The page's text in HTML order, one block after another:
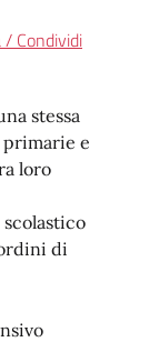
Condividi
stessa
primarie e
loro
di